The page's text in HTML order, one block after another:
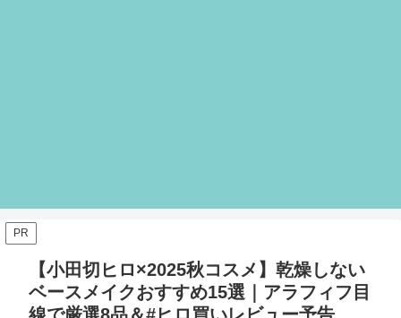
PR
【小田切ヒロ×2025秋コスメ】乾燥しない
ベースメイクおすすめ15選｜アラフィフ目